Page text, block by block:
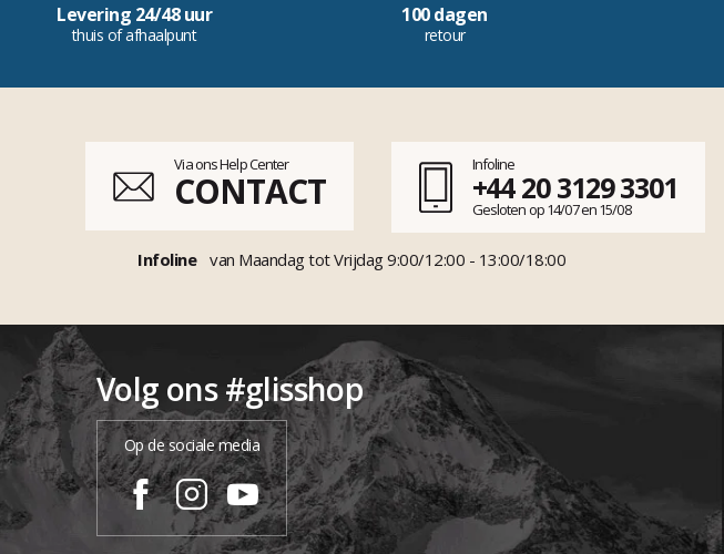
Levering 24/48 uur
thuis of afhaalpunt
100 dagen
retour
Via ons Help Center
CONTACT
Infoline
+44 20 3129 3301
Gesloten op 14/07 en 15/08
Infoline van Maandag tot Vrijdag 9:00/12:00 - 13:00/18:00
Volg ons #glisshop
Op de sociale media